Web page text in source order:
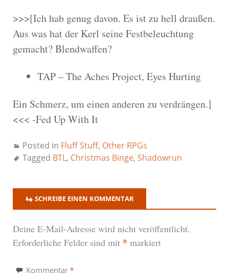
>>>[Ich hab genug davon. Es ist zu hell draußen.
Aus was hat der Kerl seine Festbeleuchtung
gemacht? Blendwaffen?
TAP – The Aches Project, Eyes Hurting
Ein Schmerz, um einen anderen zu verdrängen.]
<<< -Fed Up With It
Posted in Fluff Stuff, Other RPGs
Tagged BTL, Christmas Binge, Shadowrun
SCHREIBE EINEN KOMMENTAR
Deine E-Mail-Adresse wird nicht veröffentlicht.
Erforderliche Felder sind mit * markiert
Kommentar *